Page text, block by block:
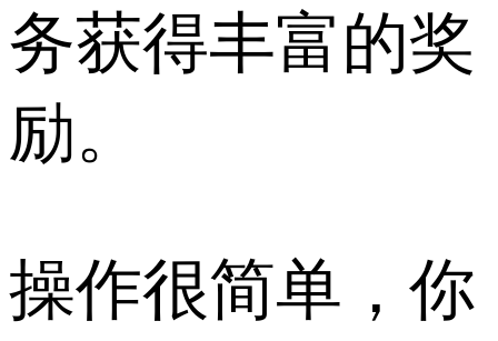
务获得丰富的奖
励。
操作很简单，你